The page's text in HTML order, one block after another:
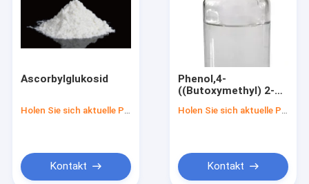
Über uns
Fabrik Tour
Ascorbylglukosid
Holen Sie sich aktuelle Preis
Kontakt
Phenol,4-
((Butoxymethyl) 2-
Holen Sie sich aktuelle Preis
Kontakt